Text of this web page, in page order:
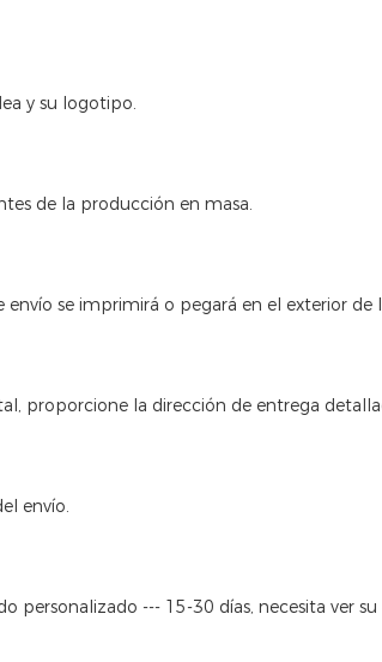
y su logotipo.
de la producción en masa.
se imprimirá o pegará en el exterior de
proporcione la dirección de entrega
envío.
personalizado --- 15-30 días, necesita ver